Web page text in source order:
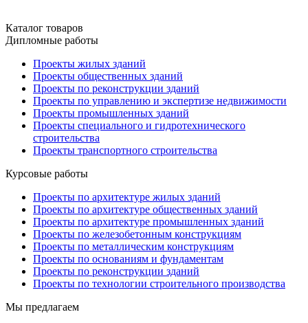
Каталог товаров
Дипломные работы
Проекты жилых зданий
Проекты общественных зданий
Проекты по реконструкции зданий
Проекты по управлению и экспертизе недвижимости
Проекты промышленных зданий
Проекты специального и гидротехнического
строительства
Проекты транспортного строительства
Курсовые работы
Проекты по архитектуре жилых зданий
Проекты по архитектуре общественных зданий
Проекты по архитектуре промышленных зданий
Проекты по железобетонным конструкциям
Проекты по металлическим конструкциям
Проекты по основаниям и фундаментам
Проекты по реконструкции зданий
Проекты по технологии строительного производства
Мы предлагаем